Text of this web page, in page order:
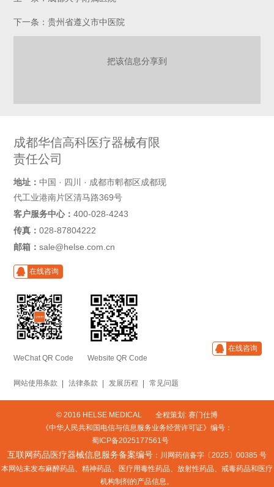
下一条：贵州省遵义市中医院
把该信息分享到
在线咨询
成都华信高科医疗器械有限
责任公司
地址：中国 · 四川 · 成都市郫都区成都现
代工业港南片区清马路369号
客户服务中心：400-028-4243
传真：028-87804222
邮箱：sale@helse.com.cn
在线咨询
WeChat QR Code Website QR Code
网站使用条款 法律条款 发展历程 常见问题
© 2016 HELSE MEDICAL
全程策划: 赛门仕博
《中华人民共和国电信与信息服务业务经营许可证》编号：
蜀ICP备2025177561号
互联网药品医疗器械信息服务备案编号 ：川网药信备字〔2025〕00385 号
本网站未发布麻醉药品、精神药品、医疗用毒性药品、放射性药品、戒毒药品和医疗
机构制剂的产品信息。